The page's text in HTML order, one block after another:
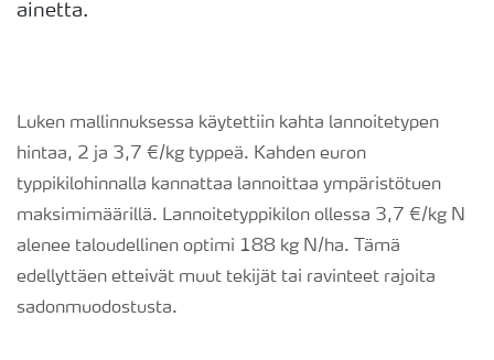
ainetta.
Luken mallinnuksessa käytettiin kahta lannoitetypen
hintaa, 2 ja 3,7 €/kg typpeä. Kahden euron
typpikilohinnalla kannattaa lannoittaa ympäristötuen
maksimimäärillä. Lannoitetyppikilon ollessa 3,7 €/kg N
alenee taloudellinen optimi 188 kg N/ha. Tämä
edellyttäen etteivät muut tekijät tai ravinteet rajoita
sadonmuodostusta.